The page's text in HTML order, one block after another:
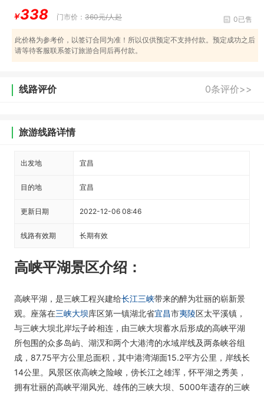
￥338 门市价： 360元/人起 0已售
此价格为参考价，以签订合同为准！所以仅供预定不支持付款。预定成功之后
请等待客服联系签订旅游合同后再付款。
线路评价 0条评价>>
旅游线路详情
出发地 宜昌
目的地 宜昌
更新日期 2022-12-06 08:46
线路有效期 长期有效
高峡平湖景区介绍：
高峡平湖，是三峡工程兴建给长江三峡带来的醉为壮丽的崭新景
观。座落在三峡大坝库区第一镇湖北省宜昌市夷陵区太平溪镇，
与三峡大坝北岸坛子岭相连，由三峡大坝蓄水后形成的高峡平湖
所包围的众多岛屿、湖汊和两个大港湾的水域岸线及两条峡谷组
成，87.75平方公里总面积，其中港湾湖面15.2平方公里，岸线长
14公里。风景区依高峡之险峻，傍长江之雄浑，怀平湖之秀美，
拥有壮丽的高峡平湖风光、雄伟的三峡大坝、5000年遗存的三峡